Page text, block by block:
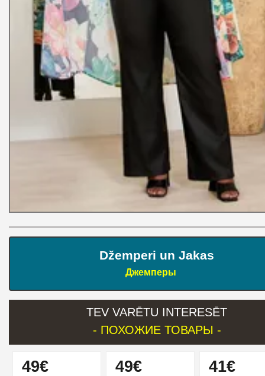
Džemperi un Jakas
Джемперы
TEV VARĒTU INTERESĒT
- ПОХОЖИЕ ТОВАРЫ -
49€ 49€ 41€